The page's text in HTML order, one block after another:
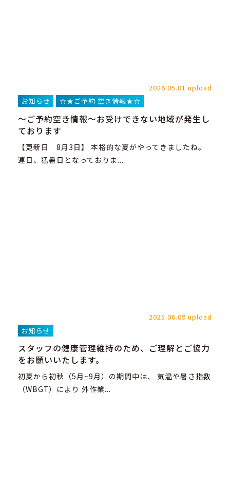
2026.05.01 upload
お知らせ
☆★ご予約 空き情報★☆
～ご予約空き情報～お受けできない地域が発生し
ております
【更新日 8月3日】 本格的な夏がやってきましたね。
連日、猛暑日となっておりま...
2025.06.09 upload
お知らせ
スタッフの健康管理維持のため、ご理解とご協力
をお願いいたします。
初夏から初秋（5月~9月）の期間中は、 気温や暑さ指数
（WBGT）により 外作業...